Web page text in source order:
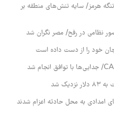
هرمز/ سایه تنش‌های منطقه بر
نظامی در رفح/ مصر نگران شد
خود را از دست داده است
شد
امدادی به محل حادثه اعزام شدند